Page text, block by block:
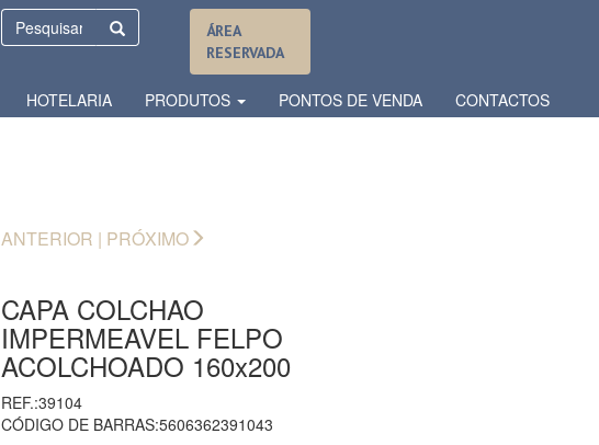
ÁREA
RESERVADA
HOTELARIA PRODUTOS PONTOS DE VENDA CONTACTOS
ANTERIOR | PRÓXIMO
CAPA COLCHAO
IMPERMEAVEL FELPO
ACOLCHOADO 160x200
REF.:39104
CÓDIGO DE BARRAS:5606362391043